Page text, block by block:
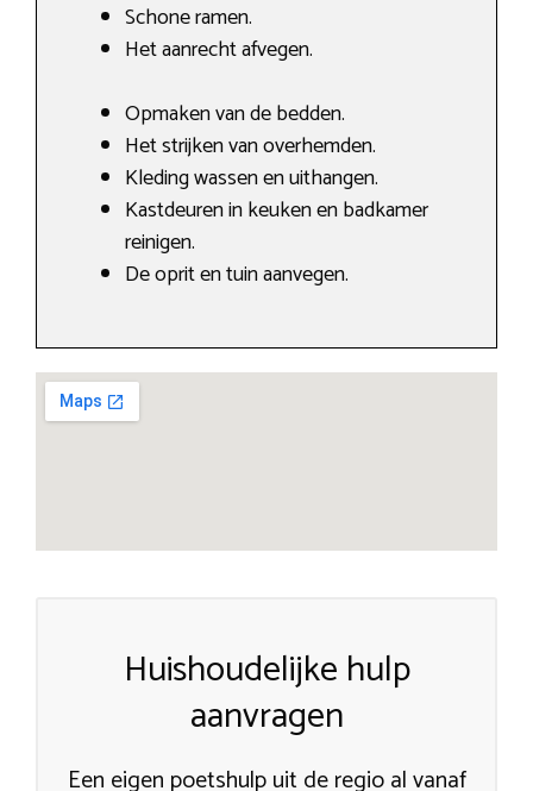
Schone ramen.
Het aanrecht afvegen.
Opmaken van de bedden.
Het strijken van overhemden.
Kleding wassen en uithangen.
Kastdeuren in keuken en badkamer
reinigen.
De oprit en tuin aanvegen.
Huishoudelijke hulp
aanvragen
Een eigen poetshulp uit de regio al vanaf